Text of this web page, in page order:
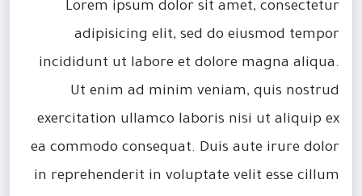
Lorem ipsum dolor sit amet, consectetur
adipisicing elit, sed do eiusmod tempor
incididunt ut labore et dolore magna aliqua.
Ut enim ad minim veniam, quis nostrud
exercitation ullamco laboris nisi ut aliquip ex
ea commodo consequat. Duis aute irure dolor
in reprehenderit in voluptate velit esse cillum